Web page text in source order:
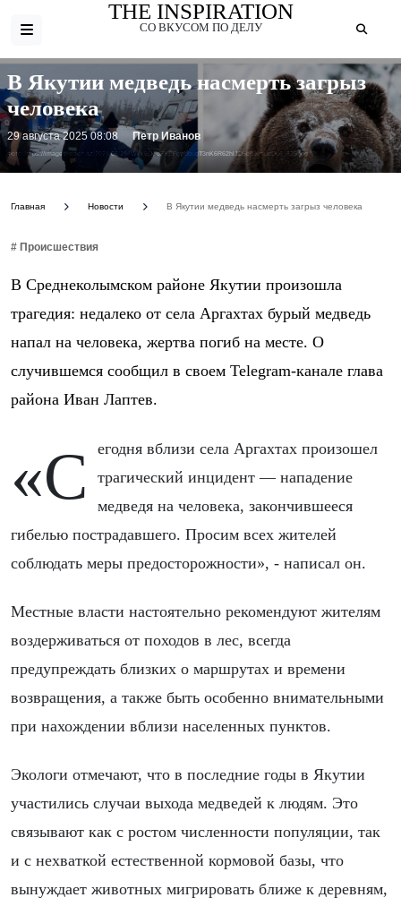
THE INSPIRATION
СО ВКУСОМ ПО ДЕЛУ
Фото: https://images.report.az/2025/08/29/lWLY5OCoFXBFgvDbugT3nK6R62hlJD5bBNmudDd6_825.jpg
В Якутии медведь насмерть загрыз
человека
29 августа 2025 08:08 Петр Иванов
Главная Новости В Якутии медведь насмерть загрыз человека
# Происшествия
В Среднеколымском районе Якутии произошла
трагедия: недалеко от села Аргахтах бурый медведь
напал на человека, жертва погиб на месте. О
случившемся сообщил в своем Telegram-канале глава
района Иван Лаптев.
«Сегодня вблизи села Аргахтах произошел
трагический инцидент — нападение
медведя на человека, закончившееся
гибелью пострадавшего. Просим всех жителей
соблюдать меры предосторожности», - написал он.
Местные власти настоятельно рекомендуют жителям
воздерживаться от походов в лес, всегда
предупреждать близких о маршрутах и времени
возвращения, а также быть особенно внимательными
при нахождении вблизи населенных пунктов.
Экологи отмечают, что в последние годы в Якутии
участились случаи выхода медведей к людям. Это
связывают как с ростом численности популяции, так
и с нехваткой естественной кормовой базы, что
вынуждает животных мигрировать ближе к деревням,